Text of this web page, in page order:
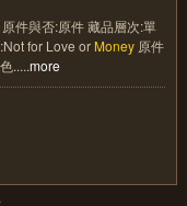
件與否:原件 藏品層次:單
for Love or Money 原件
.....more